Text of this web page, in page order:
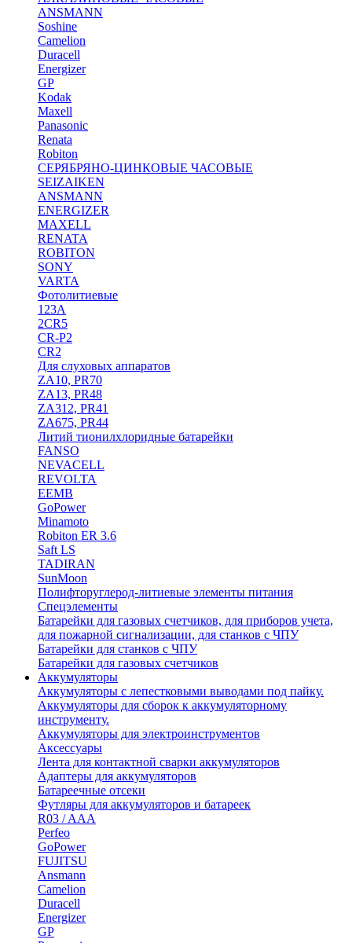
ANSMANN
Soshine
Camelion
Duracell
Energizer
GP
Kodak
Maxell
Panasonic
Renata
Robiton
СЕРЯБРЯНО-ЦИНКОВЫЕ ЧАСОВЫЕ
SEIZAIKEN
ANSMANN
ENERGIZER
MAXELL
RENATA
ROBITON
SONY
VARTA
Фотолитиевые
123A
2CR5
CR-P2
CR2
Для слуховых аппаратов
ZA10, PR70
ZA13, PR48
ZA312, PR41
ZA675, PR44
Литий тионилхлоридные батарейки
FANSO
NEVACELL
REVOLTA
EEMB
GoPower
Minamoto
Robiton ER 3.6
Saft LS
TADIRAN
SunMoon
Полифторуглерод-литиевые элементы питания
Спецэлементы
Батарейки для газовых счетчиков, для приборов учета,
для пожарной сигнализации, для станков с ЧПУ
Батарейки для станков с ЧПУ
Батарейки для газовых счетчиков
Аккумуляторы
Аккумуляторы с лепестковыми выводами под пайку.
Аккумуляторы для сборок к аккумуляторному
инструменту.
Аккумуляторы для электроинструментов
Аксессуары
Лента для контактной сварки аккумуляторов
Адаптеры для аккумуляторов
Батареечные отсеки
Футляры для аккумуляторов и батареек
R03 / AAA
Perfeo
GoPower
FUJITSU
Ansmann
Camelion
Duracell
Energizer
GP